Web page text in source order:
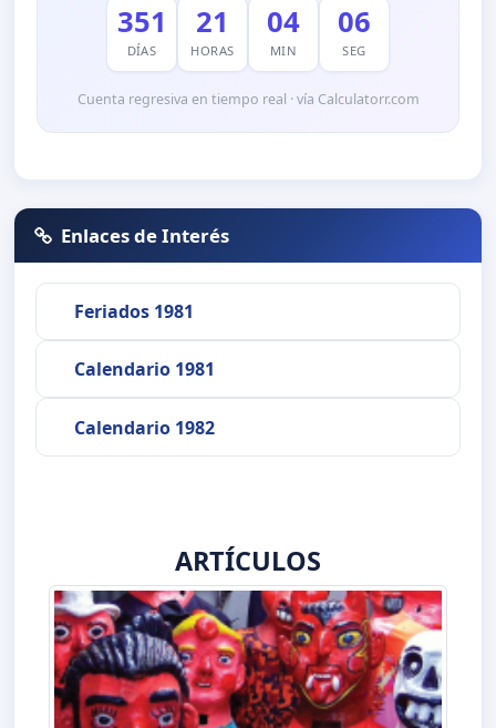
351
DÍAS
21
HORAS
04
MIN
06
SEG
Cuenta regresiva en tiempo real · vía Calculatorr.com
Enlaces de Interés
Feriados 1981
Calendario 1981
Calendario 1982
ARTÍCULOS